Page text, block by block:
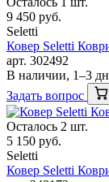
9 450 руб.
Seletti
Ковер Seletti
арт. 302492
В наличии, 1–3
Задать вопрос
Осталось 2 шт.
5 150 руб.
Seletti
Ковер Seletti